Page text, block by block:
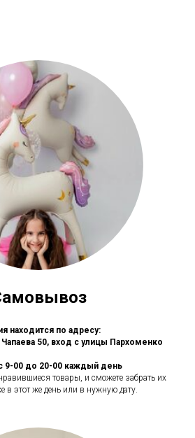
находится по адресу:
50, вход с улицы Пархоменко
9-00 до 20-00 каждый день
товары, и сможете забрать их
в этот же день или в нужную дату.